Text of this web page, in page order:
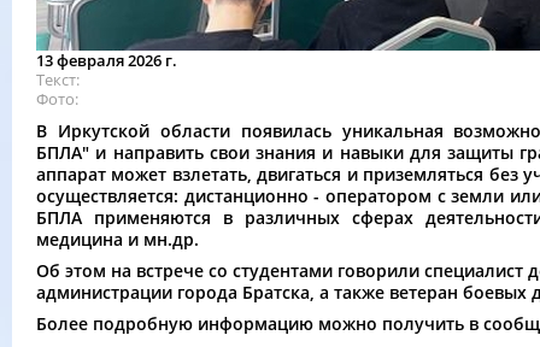
13 февраля 2026 г.
Текст
Фото
В Иркутской области появилась уникальная
БПЛА" и направить свои знания и навыки для защиты
аппарат может взлетать, двигаться и приземляться без
осуществляется: дистанционно - оператором с земли
БПЛА применяются в различных сферах
медицина и мн.др.
Об этом на встрече со студентами говорили специалист
администрации города Братска, а также ветеран боевых
Более подробную информацию можно получить в